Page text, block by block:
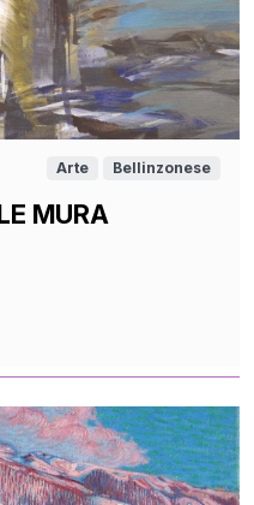
Arte Bellinzonese
MURA